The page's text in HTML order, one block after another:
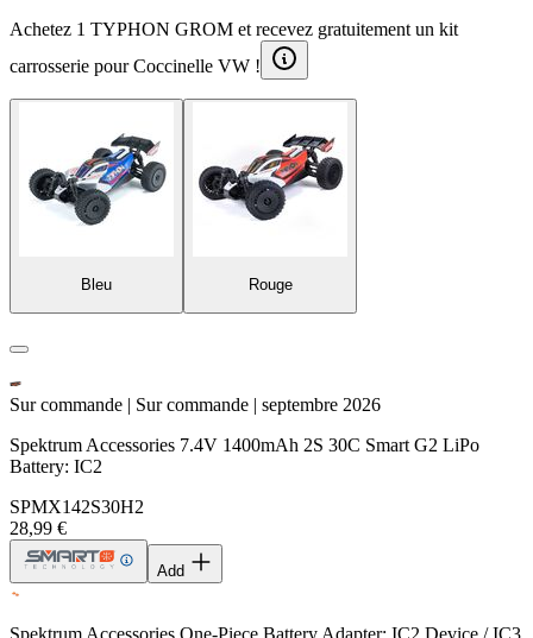
Achetez 1 TYPHON GROM et recevez gratuitement un kit
carrosserie pour Coccinelle VW !
Bleu Rouge
Sur commande | Sur commande | septembre 2026
Spektrum Accessories 7.4V 1400mAh 2S 30C Smart G2 LiPo
Battery: IC2
SPMX142S30H2
28,99 €
Add
Spektrum Accessories One-Piece Battery Adapter: IC2 Device / IC3